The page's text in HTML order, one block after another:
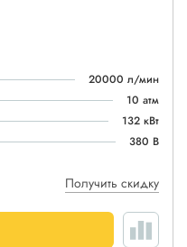
20000 л/мин
10 атм
132 кВт
380 В
Получить скидку